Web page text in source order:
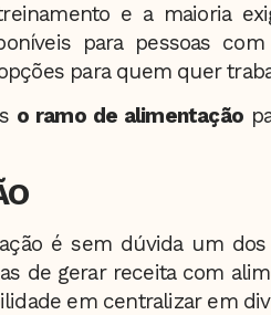
e a maioria
para pessoas
para quem quer
o ramo de alimentação
é sem dúvida um
de gerar receita com
em centralizar em